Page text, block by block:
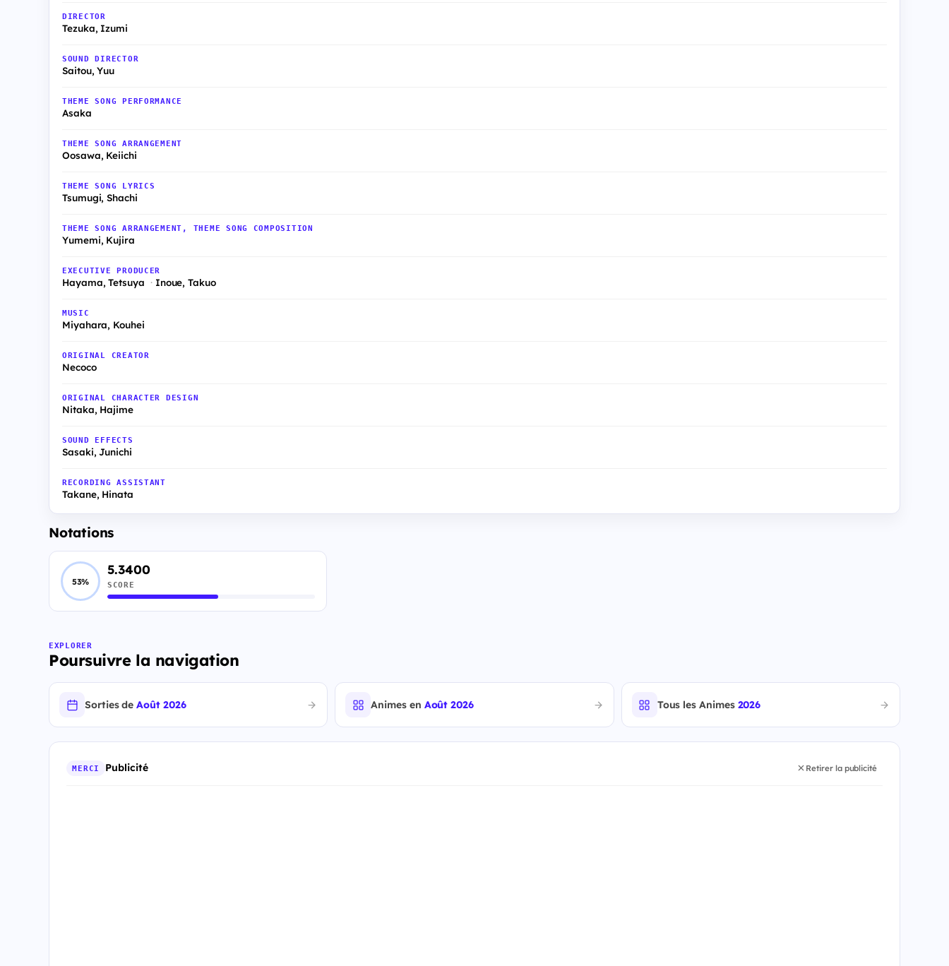
DIRECTOR
Tezuka, Izumi
SOUND DIRECTOR
Saitou, Yuu
THEME SONG PERFORMANCE
Asaka
THEME SONG ARRANGEMENT
Oosawa, Keiichi
THEME SONG LYRICS
Tsumugi, Shachi
THEME SONG ARRANGEMENT, THEME SONG COMPOSITION
Yumemi, Kujira
EXECUTIVE PRODUCER
Hayama, Tetsuya Inoue, Takuo
MUSIC
Miyahara, Kouhei
ORIGINAL CREATOR
Necoco
ORIGINAL CHARACTER DESIGN
Nitaka, Hajime
SOUND EFFECTS
Sasaki, Junichi
RECORDING ASSISTANT
Takane, Hinata
Notations
53%
5.3400
SCORE
EXPLORER
Poursuivre la navigation
Sorties deAoût 2026 Animes en Août 2026 Tous les Animes 2026
MERCI Publicité Retirer la publicité